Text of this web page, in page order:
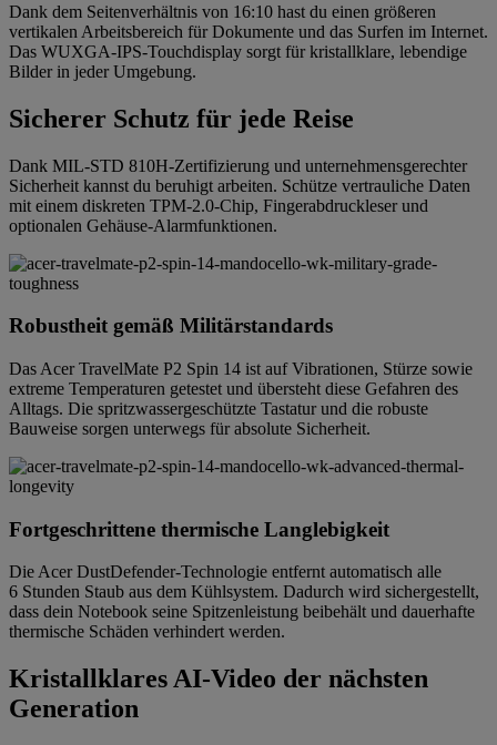
Dank dem Seitenverhältnis von 16:10 hast du einen größeren
vertikalen Arbeitsbereich für Dokumente und das Surfen im Internet.
Das WUXGA-IPS-Touchdisplay sorgt für kristallklare, lebendige
Bilder in jeder Umgebung.
Sicherer Schutz für jede Reise
Dank MIL-STD 810H-Zertifizierung und unternehmensgerechter
Sicherheit kannst du beruhigt arbeiten. Schütze vertrauliche Daten
mit einem diskreten TPM-2.0-Chip, Fingerabdruckleser und
optionalen Gehäuse-Alarmfunktionen.
Robustheit gemäß Militärstandards
Das Acer TravelMate P2 Spin 14 ist auf Vibrationen, Stürze sowie
extreme Temperaturen getestet und übersteht diese Gefahren des
Alltags. Die spritzwassergeschützte Tastatur und die robuste
Bauweise sorgen unterwegs für absolute Sicherheit.
Fortgeschrittene thermische Langlebigkeit
Die Acer DustDefender-Technologie entfernt automatisch alle
6 Stunden Staub aus dem Kühlsystem. Dadurch wird sichergestellt,
dass dein Notebook seine Spitzenleistung beibehält und dauerhafte
thermische Schäden verhindert werden.
Kristallklares AI-Video der nächsten
Generation